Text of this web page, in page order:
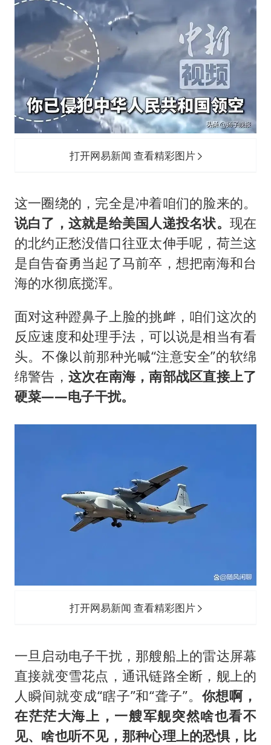
打开网易新闻 查看精彩图片
这一圈绕的，完全是冲着咱们的脸来的。
说白了，这就是给美国人递投名状。 现在
的北约正愁没借口往亚太伸手呢，荷兰这
是自告奋勇当起了马前卒，想把南海和台
海的水彻底搅浑。
面对这种蹬鼻子上脸的挑衅，咱们这次的
反应速度和处理手法，可以说是相当有看
头。不像以前那种光喊“注意安全”的软绵
绵警告， 这次在南海，南部战区直接上了
硬菜——电子干扰。
打开网易新闻 查看精彩图片
一旦启动电子干扰，那艘船上的雷达屏幕
直接就变雪花点，通讯链路全断，舰上的
人瞬间就变成“瞎子”和“聋子”。你想啊，
在茫茫大海上，一艘军舰突然啥也看不
见、啥也听不见，那种心理上的恐惧，比